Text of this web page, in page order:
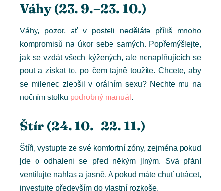
Váhy (23. 9.–23. 10.)
Váhy, pozor, ať v posteli neděláte příliš mnoho
kompromisů na úkor sebe samých. Popřemýšlejte,
jak se vzdát všech kýžených, ale nenaplňujících se
pout a získat to, po čem tajně toužíte. Chcete, aby
se milenec zlepšil v orálním sexu? Nechte mu na
nočním stolku podrobný manuál .
Štír (24. 10.–22. 11.)
Štíři, vystupte ze své komfortní zóny, zejména pokud
jde o odhalení se před někým jiným. Svá přání
ventilujte nahlas a jasně. A pokud máte chuť utrácet,
investujte především do vlastní rozkoše.